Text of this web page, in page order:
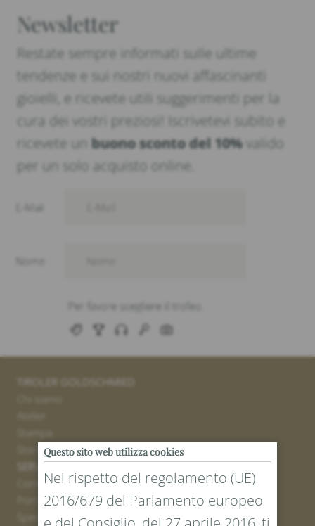
Newsletter
Restate sempre informati sulle ultime
tendenze e sui nostri nuovi affascinanti
gioielli, e ricevete utili suggerimenti per la
cura dei vostri preziosi! Iscrivetevi subito e
ricevete un buono sconto del 10%valido
per un solo acquisto online.
TIROLER GOLDSCHMIED
Stores
SERVICE
Contatto
Portale resi
Spedizione
Questo sito web utilizza cookies
Nel rispetto del regolamento (UE)
2016/679 del Parlamento europeo